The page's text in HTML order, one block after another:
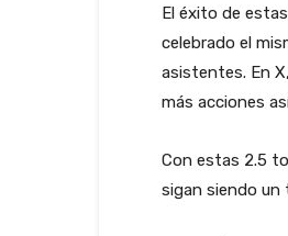
El éxito de
celebrado el
asistentes. En
más acciones
Con estas 2.5
sigan siendo un